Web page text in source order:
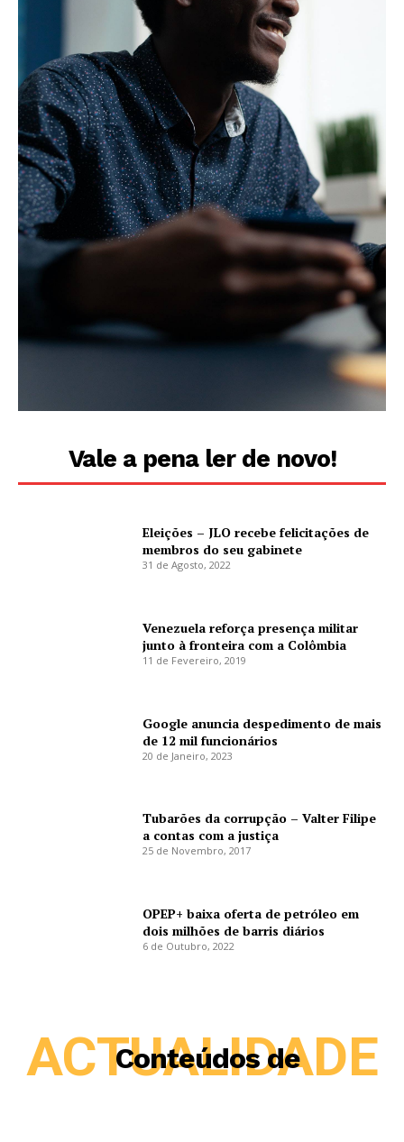
Vale a pena ler de novo!
Eleições – JLO recebe felicitações de
membros do seu gabinete
31 de Agosto, 2022
Venezuela reforça presença militar
junto à fronteira com a Colômbia
11 de Fevereiro, 2019
Google anuncia despedimento de mais
de 12 mil funcionários
20 de Janeiro, 2023
Tubarões da corrupção – Valter Filipe
a contas com a justiça
25 de Novembro, 2017
OPEP+ baixa oferta de petróleo em
dois milhões de barris diários
6 de Outubro, 2022
Conteúdos de
ACTUALIDADE